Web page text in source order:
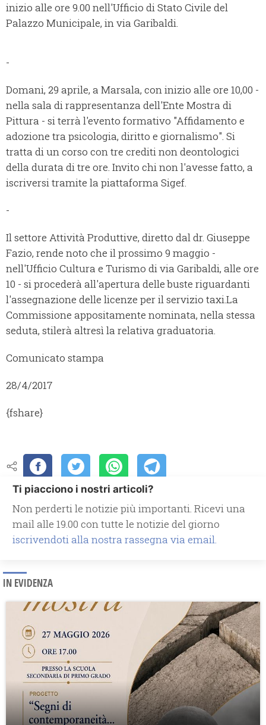
inizio alle ore 9.00 nell'Ufficio di Stato Civile del
Palazzo Municipale, in via Garibaldi.
-
Domani, 29 aprile, a Marsala, con inizio alle ore 10,00 -
nella sala di rappresentanza dell'Ente Mostra di
Pittura - si terrà l'evento formativo "Affidamento e
adozione tra psicologia, diritto e giornalismo". Si
tratta di un corso con tre crediti non deontologici
della durata di tre ore. Invito chi non l'avesse fatto, a
iscriversi tramite la piattaforma Sigef.
-
Il settore Attività Produttive, diretto dal dr. Giuseppe
Fazio, rende noto che il prossimo 9 maggio -
nell'Ufficio Cultura e Turismo di via Garibaldi, alle ore
10 - si procederà all'apertura delle buste riguardanti
l'assegnazione delle licenze per il servizio taxi.La
Commissione appositamente nominata, nella stessa
seduta, stilerà altresì la relativa graduatoria.
Comunicato stampa
28/4/2017
{fshare}
Ti piacciono i nostri articoli?
Non perderti le notizie più importanti. Ricevi una
mail alle 19.00 con tutte le notizie del giorno
iscrivendoti alla nostra rassegna via email.
IN EVIDENZA